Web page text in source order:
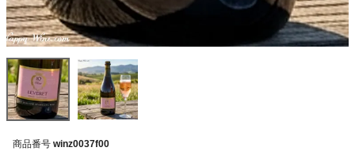
商品番号 winz0037f00